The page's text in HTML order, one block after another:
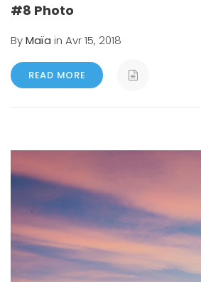
#8 Photo
ByMaïa in Avr 15, 2018
READ MORE